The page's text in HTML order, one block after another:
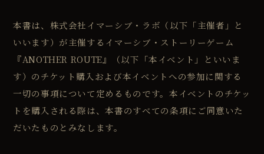
本書は、株式会社イマーシブ・ラボ（以下「主催者」と
いいます）が主催するイマーシブ・ストーリーゲーム
『ANOTHER ROUTE』（以下「本イベント」といいま
す）のチケット購入および本イベントへの参加に関する
一切の事項について定めるものです。本イベントのチケッ
トを購入される際は、本書のすべての条項にご同意いた
だいたものとみなします。